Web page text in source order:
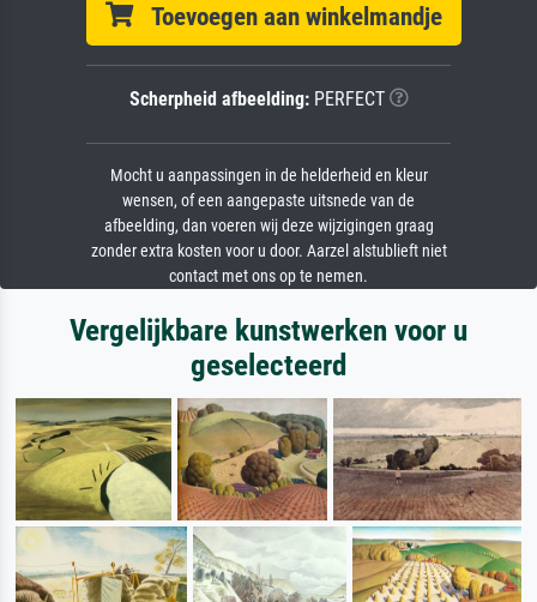
Toevoegen aan winkelmandje
Scherpheid afbeelding:PERFECT
Mocht u aanpassingen in de helderheid en kleur
wensen, of een aangepaste uitsnede van de
afbeelding, dan voeren wij deze wijzigingen graag
zonder extra kosten voor u door. Aarzel alstublieft niet
contact met ons op te nemen.
Vergelijkbare kunstwerken voor u
geselecteerd